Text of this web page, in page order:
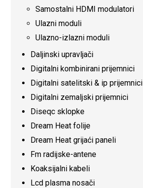
Samostalni HDMI modulatori
Ulazni moduli
Ulazno-izlazni moduli
Daljinski upravljači
Digitalni kombinirani prijemnici
Digitalni satelitski & ip prijemnici
Digitalni zemaljski prijemnici
Diseqc sklopke
Dream Heat folije
Dream Heat grijaći paneli
Fm radijske-antene
Koaksijalni kabeli
Lcd plasma nosači